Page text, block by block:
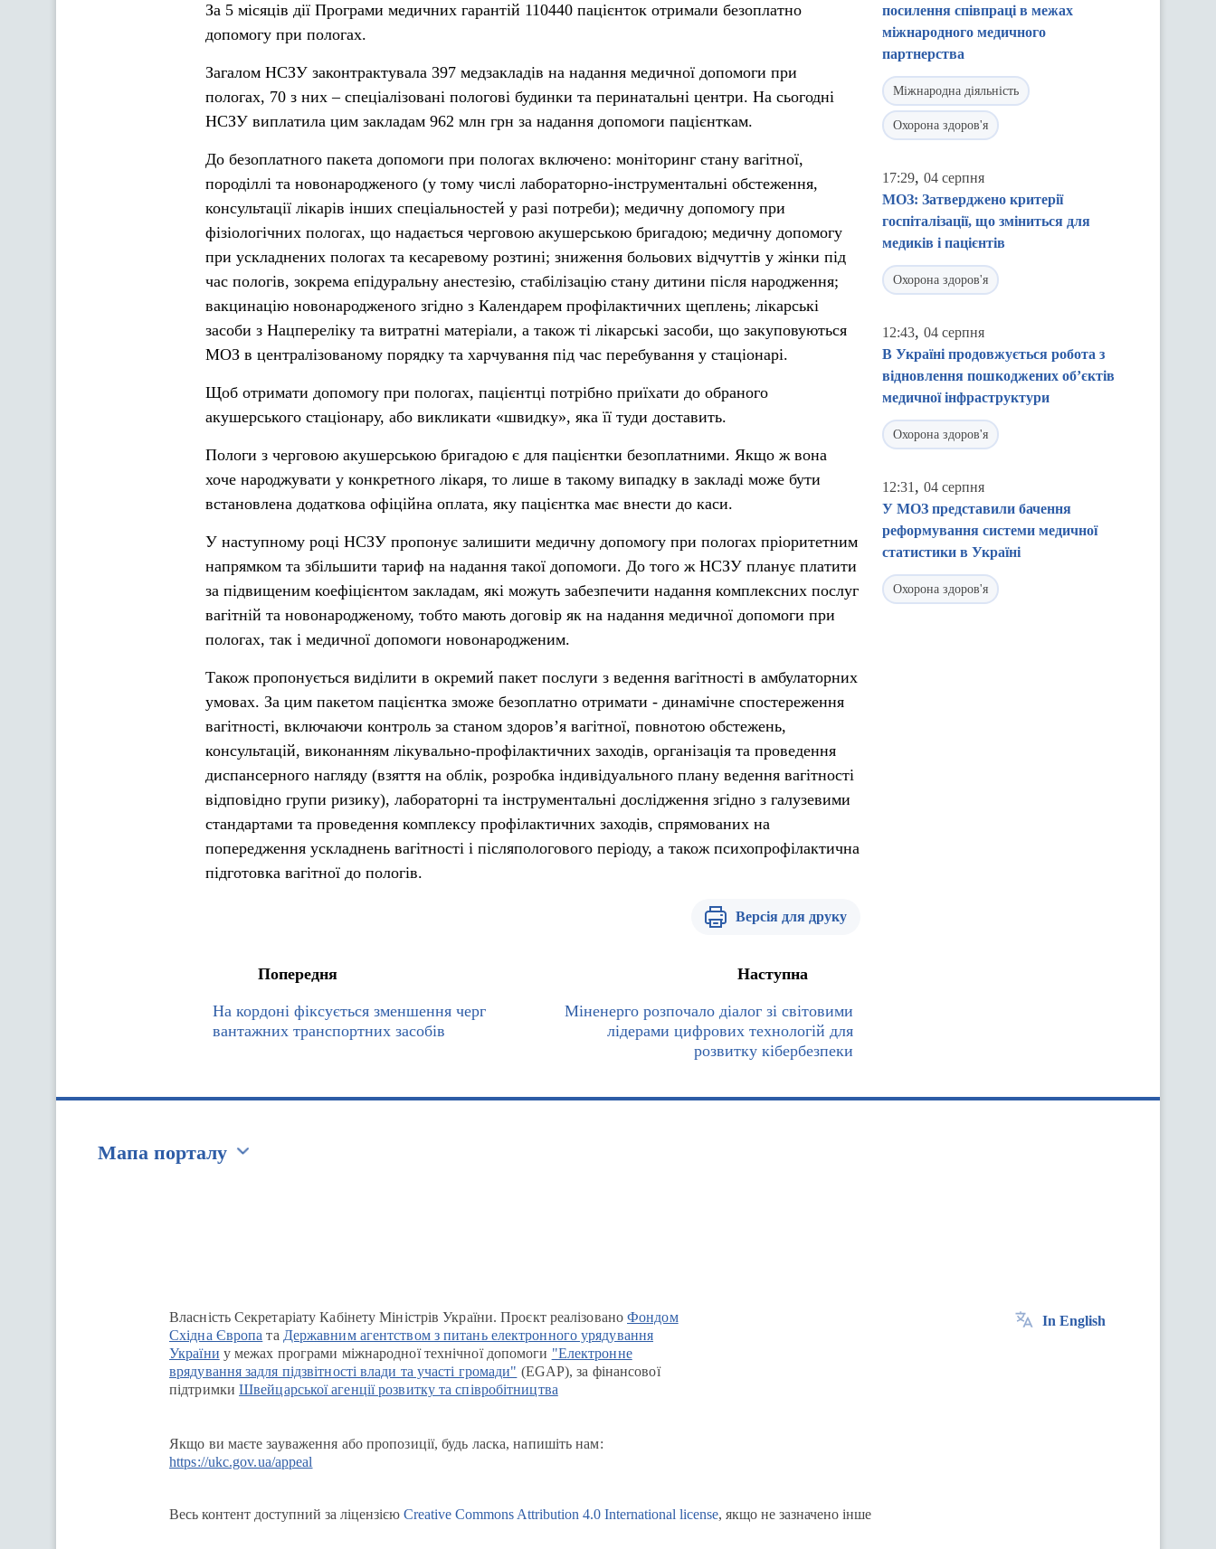
За 5 місяців дії Програми медичних гарантій 110440 пацієнток отримали безоплатно
допомогу при пологах.
Загалом НСЗУ законтрактувала 397 медзакладів на надання медичної допомоги при
пологах, 70 з них – спеціалізовані пологові будинки та перинатальні центри. На сьогодні
НСЗУ виплатила цим закладам 962 млн грн за надання допомоги пацієнткам.
До безоплатного пакета допомоги при пологах включено: моніторинг стану вагітної,
породіллі та новонародженого (у тому числі лабораторно-інструментальні обстеження,
консультації лікарів інших спеціальностей у разі потреби); медичну допомогу при
фізіологічних пологах, що надається черговою акушерською бригадою; медичну допомогу
при ускладнених пологах та кесаревому розтині; зниження больових відчуттів у жінки під
час пологів, зокрема епідуральну анестезію, стабілізацію стану дитини після народження;
вакцинацію новонародженого згідно з Календарем профілактичних щеплень; лікарські
засоби з Нацпереліку та витратні матеріали, а також ті лікарські засоби, що закуповуються
МОЗ в централізованому порядку та харчування під час перебування у стаціонарі.
Щоб отримати допомогу при пологах, пацієнтці потрібно приїхати до обраного
акушерського стаціонару, або викликати «швидку», яка її туди доставить.
Пологи з черговою акушерською бригадою є для пацієнтки безоплатними. Якщо ж вона
хоче народжувати у конкретного лікаря, то лише в такому випадку в закладі може бути
встановлена додаткова офіційна оплата, яку пацієнтка має внести до каси.
У наступному році НСЗУ пропонує залишити медичну допомогу при пологах пріоритетним
напрямком та збільшити тариф на надання такої допомоги. До того ж НСЗУ планує платити
за підвищеним коефіцієнтом закладам, які можуть забезпечити надання комплексних послуг
вагітній та новонародженому, тобто мають договір як на надання медичної допомоги при
пологах, так і медичної допомоги новонародженим.
Також пропонується виділити в окремий пакет послуги з ведення вагітності в амбулаторних
умовах. За цим пакетом пацієнтка зможе безоплатно отримати - динамічне спостереження
вагітності, включаючи контроль за станом здоров’я вагітної, повнотою обстежень,
консультацій, виконанням лікувально-профілактичних заходів, організація та проведення
диспансерного нагляду (взяття на облік, розробка індивідуального плану ведення вагітності
відповідно групи ризику), лабораторні та інструментальні дослідження згідно з галузевими
стандартами та проведення комплексу профілактичних заходів, спрямованих на
попередження ускладнень вагітності і післяпологового періоду, а також психопрофілактична
підготовка вагітної до пологів.
Версія для друку
Попередня
На кордоні фіксується зменшення черг
вантажних транспортних засобів
Наступна
Міненерго розпочало діалог зі світовими
лідерами цифрових технологій для
розвитку кібербезпеки
посилення співпраці в межах
міжнародного медичного
партнерства
Міжнародна діяльність
Охорона здоров'я
17:29, 04 серпня
МОЗ: Затверджено критерії
госпіталізації, що зміниться для
медиків і пацієнтів
Охорона здоров'я
12:43, 04 серпня
В Україні продовжується робота з
відновлення пошкоджених об’єктів
медичної інфраструктури
Охорона здоров'я
12:31 , 04 серпня
У МОЗ представили бачення
реформування системи медичної
статистики в Україні
Охорона здоров'я
Мапа порталу
Власність Секретаріату Кабінету Міністрів України. Проєкт реалізованоФондом
Східна Європа та Державним агентством з питань електронного урядування
України у межах програми міжнародної технічної допомоги "Електронне
врядування задля підзвітності влади та участі громади" (EGAP), за фінансової
підтримки Швейцарської агенції розвитку та співробітництва
Якщо ви маєте зауваження або пропозиції, будь ласка, напишіть нам:
https://ukc.gov.ua/appeal
In English
Весь контент доступний за ліцензією Creative Commons Attribution 4.0 International license, якщо не зазначено інше